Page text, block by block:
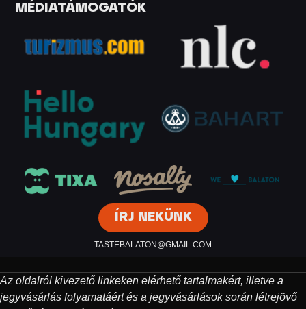
MÉDIATÁMOGATÓK
ÍRJ NEKÜNK
TASTEBALATON@GMAIL.COM
Az oldalról kivezető linkeken elérhető tartalmakért, illetve a
jegyvásárlás folyamatáért és a jegyvásárlások során létrejövő